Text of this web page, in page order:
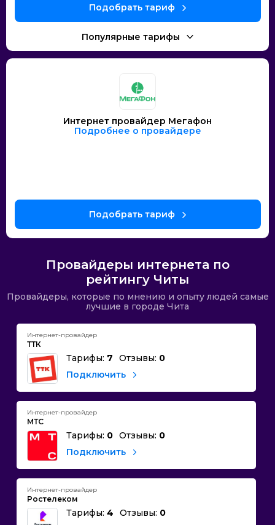
Интернет провайдер Мегафон
Подробнее о провайдере
Провайдеры интернета по
рейтингу Читы
Провайдеры, которые по мнению и опыту людей самые
лучшие в городе Чита
Интернет-провайдер
ТТК
Тарифы: 7 Отзывы: 0
Подключить
Интернет-провайдер
МТС
Тарифы: 0 Отзывы: 0
Подключить
Интернет-провайдер
Ростелеком
Тарифы: 4 Отзывы: 0